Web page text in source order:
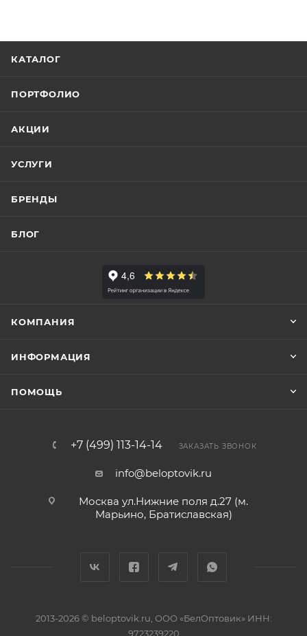
КАТАЛОГ
ПОРТФОЛИО
АКЦИИ
УСЛУГИ
БРЕНДЫ
БЛОГ
КОМПАНИЯ
ИНФОРМАЦИЯ
ПОМОЩЬ
+7 (499) 113-14-14 ЗАКАЗАТЬ ЗВОНОК
info@beloptovik.ru
Москва ул.Нижние поля д.27 (м.
Марьино, Братиславская)
2013-2026 © beloptovik.ru, ООО «БелОптовик» ИНН:
9723239220